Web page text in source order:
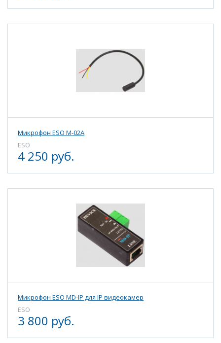
Микрофон ESO M-02A
ESO
4 250 руб.
Микрофон ESO MD-IP для IP видеокамер
ESO
3 800 руб.